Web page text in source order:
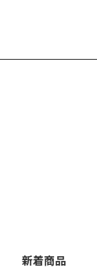
新着商品